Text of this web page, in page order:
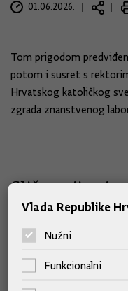
01.06.2026.
Tom prigodom
potom i susret s
Hrvatskog katoličkog
zgrada znanstvenog
Slične vijesti
Vlada Republike
Nužni
Funkcionalni